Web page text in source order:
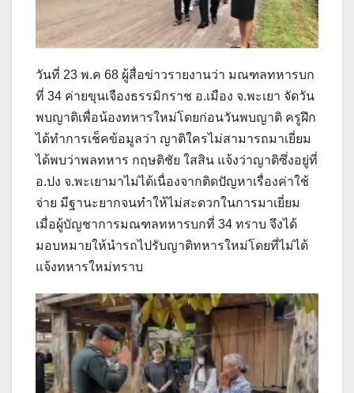
วันที่ 23 พ.ค 68 ผู้สื่อข่าวรายงานว่า มณฑลทหารบก
ที่ 34 ค่ายขุนเจืองธรรมิกราช อ.เมือง จ.พะเยา จัดวัน
พบญาติเพื่อน้องทหารใหม่โดยก่อนวันพบญาติ ครูฝึก
ได้ทำการเช็คข้อมูลว่า ญาติใครไม่สามารถมาเยี่ยม
ได้พบว่าพลทหาร กฤษติชัย ใสสิน แจ้งว่าญาติซึ่งอยู่ที่
อ.ปง จ.พะเยามาไม่ได้เนื่องจากติดปัญหาเรื่องค่าใช้
จ่าย มีฐานะยากจนทำให้ไม่สะดวกในการมาเยี่ยม
เมื่อผู้บัญชาการมณฑลทหารบกที่ 34 ทราบ จึงได้
มอบหมายให้นำรถไปรับญาติทหารใหม่โดยที่ไม่ได้
แจ้งทหารใหม่ทราบ